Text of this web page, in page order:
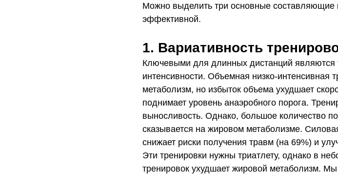
Можно выделить три основные составляющие
эффективной.
1. Вариативность
Ключевыми для длинных дистанций являются
интенсивности. Объемная низко-интенсивная
метаболизм, но избыток объема ухудшает
поднимает уровень анаэробного порога.
выносливость. Однако, большое количество
сказывается на жировом метаболизме.
снижает риски получения травм (на 69%) и
Эти тренировки нужны триатлету, однако в
тренировок ухудшает жировой метаболизм. Мы